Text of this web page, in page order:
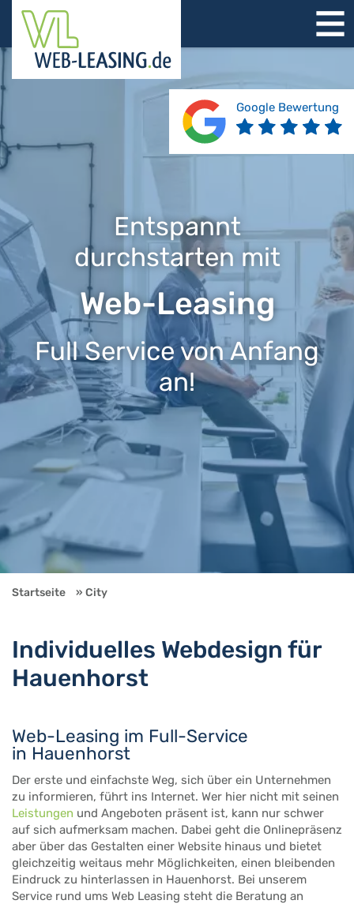
STARTSEITE
ÜBER UNS
PRODUKTE
REFERENZEN
BERATUNG
JOBS
KONTAKT
Entspannt
durchstarten mit
Web-Leasing
Full Service von Anfang
an!
Startseite City
Individuelles Webdesign für
Hauenhorst
Web-Leasing im Full-Service
in Hauenhorst
Der erste und einfachste Weg, sich über ein Unternehmen
zu informieren, führt ins Internet. Wer hier nicht mit seinen
Leistungen und Angeboten präsent ist, kann nur schwer
auf sich aufmerksam machen. Dabei geht die Onlinepräsenz
aber über das Gestalten einer Website hinaus und bietet
gleichzeitig weitaus mehr Möglichkeiten, einen bleibenden
Eindruck zu hinterlassen in Hauenhorst. Bei unserem
Service rund ums Web Leasing steht die Beratung an
Google Bewertung